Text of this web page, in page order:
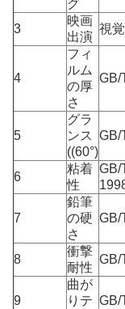
グ
3
映画
出演
視
4
フィ
ルム
の厚
さ
GB/
5
グラ
ンス
((60°)
GB/
6
粘着
性
GB/
7
鉛筆
の硬
さ
GB/
8
衝撃
耐性
GB/
9
曲が
りテ GB/